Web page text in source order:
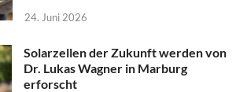
24. Juni 2026
Solarzellen der Zukunft werden von
Dr. Lukas Wagner in Marburg
erforscht